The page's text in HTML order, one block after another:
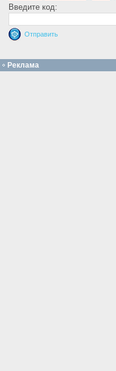
Введите код:
Реклама